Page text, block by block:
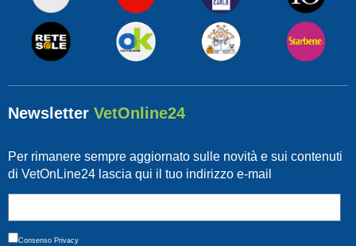
Newsletter VetOnline24
Per rimanere sempre aggiornato sulle novità e sui contenuti
di VetOnLine24 lascia qui il tuo indirizzo e-mail
Consenso Privacy